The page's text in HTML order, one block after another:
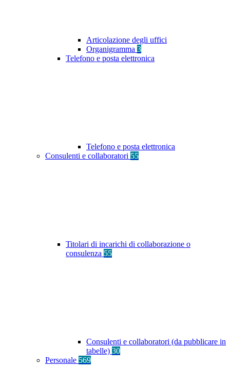
Articolazione degli uffici
Organigramma 3
Telefono e posta elettronica
Telefono e posta elettronica
Consulenti e collaboratori 55
Titolari di incarichi di collaborazione o
consulenza 55
Consulenti e collaboratori (da pubblicare in
tabelle) 30
Personale 569